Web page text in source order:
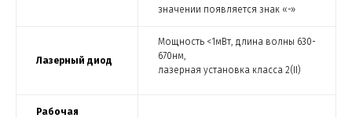
значении появляется знак «-»
Лазерный диод
Мощность <1мВт, длина волны 630-
670нм,
лазерная установка класса 2(II)
Рабочая